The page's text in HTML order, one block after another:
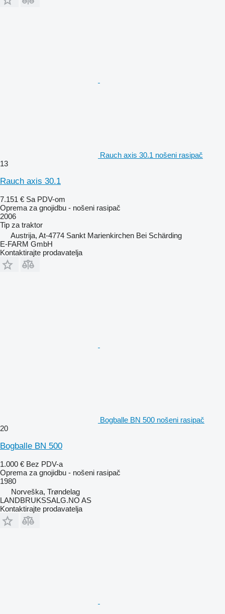
Rauch axis 30.1 nošeni rasipač
13
Rauch axis 30.1
7.151 € Sa PDV-om
Oprema za gnojidbu - nošeni rasipač
2006
Tip za traktor
Austrija, At-4774 Sankt Marienkirchen Bei Schärding
E-FARM GmbH
Kontaktirajte prodavatelja
Bogballe BN 500 nošeni rasipač
20
Bogballe BN 500
1.000 € Bez PDV-a
Oprema za gnojidbu - nošeni rasipač
1980
Norveška, Trøndelag
LANDBRUKSSALG.NO AS
Kontaktirajte prodavatelja